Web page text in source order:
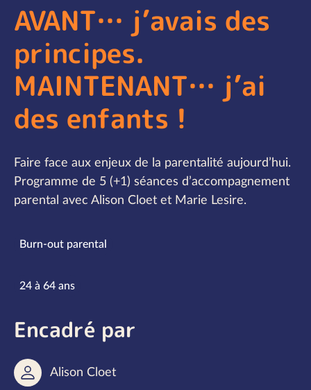
AVANT… j’avais des
principes.
MAINTENANT… j’ai
des enfants !
Faire face aux enjeux de la parentalité aujourd’hui.
Programme de 5 (+1) séances d’accompagnement
parental avec Alison Cloet et Marie Lesire.
Spécialités
Burn-out parental
Tranches d’âge
24 à 64 ans
Encadré par
Alison Cloet